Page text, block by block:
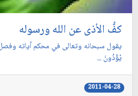
كفُّ الأذى عن الله ورسوله
يقول سبحانه وتعالى في محكم آياته
يُؤْذُونَ ...
2011-04-28